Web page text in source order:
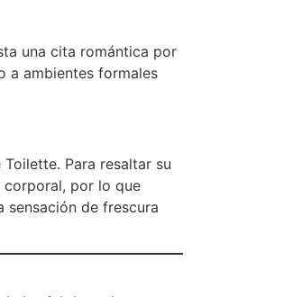
una cita romántica por
a ambientes formales
Toilette. Para resaltar su
corporal, por lo que
sensación de frescura